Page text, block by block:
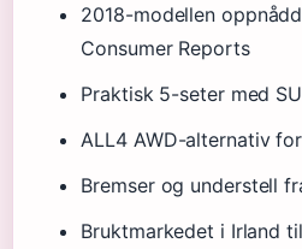
2018-modellen
Consumer Reports
Praktisk 5-seter med
ALL4 AWD-alternativ
Bremser og understell
Bruktmarkedet i Irland